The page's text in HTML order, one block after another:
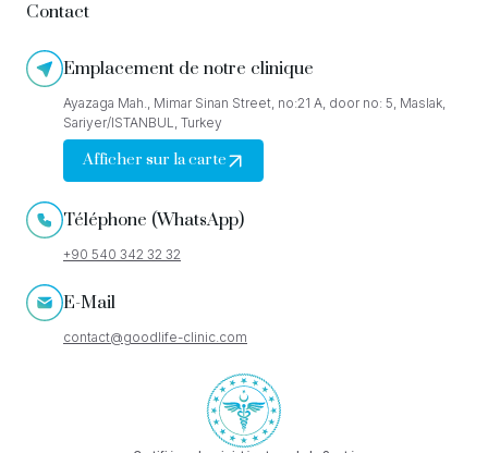
Contact
Emplacement de notre clinique
Ayazaga Mah., Mimar Sinan Street, no:21 A, door no: 5, Maslak,
Sariyer/ISTANBUL, Turkey
Afficher sur la carte
Téléphone (WhatsApp)
+90 540 342 32 32
E-Mail
contact@goodlife-clinic.com